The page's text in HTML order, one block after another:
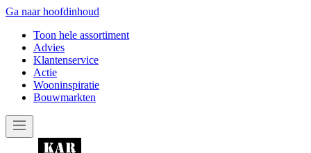
Ga naar hoofdinhoud
Toon hele assortiment
Advies
Klantenservice
Actie
Wooninspiratie
Bouwmarkten